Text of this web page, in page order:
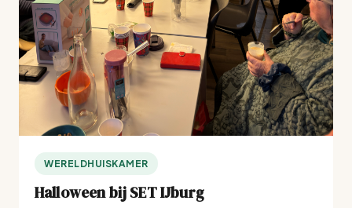
WERELDHUISKAMER
Halloween bij SET IJburg